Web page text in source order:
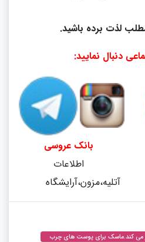
لذت برده باشید.
دنبال نمایید:
بانک عروسی
اطلاعات
آتلیه،مزون،آرایشگاه